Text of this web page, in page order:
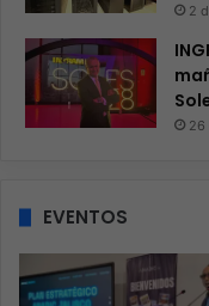
2
26
EVENTOS